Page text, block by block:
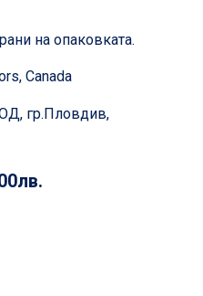
на опаковката.
Canada
гр.Пловдив,